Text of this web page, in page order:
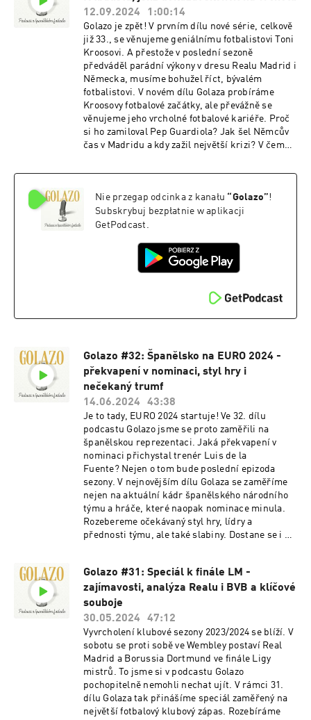
12.09.2024
1:00:14
Golazo je zpět! V prvním dílu nové série, celkově
již 33., se věnujeme geniálnímu fotbalistovi Toni
Kroosovi. A přestože v poslední sezoně
předváděl parádní výkony v dresu Realu Madrid i
Německa, musíme bohužel říct, bývalém
fotbalistovi. V novém dílu Golaza probíráme
Kroosovy fotbalové začátky, ale převážně se
věnujeme jeho vrcholné fotbalové kariéře. Proč
si ho zamiloval Pep Guardiola? Jak šel Němcův
čas v Madridu a kdy zažil největší krizi? V čem
Tonim dozvíte. Užijte si poslech!
Nie przegap odcinka z kanału “Golazo”!
Subskrybuj bezpłatnie w aplikacji
GetPodcast.
Golazo #32: Španělsko na EURO 2024 -
překvapení v nominaci, styl hry i
nečekaný trumf
14.06.2024
43:38
Je to tady, EURO 2024 startuje! Ve 32. dílu
podcastu Golazo jsme se proto zaměřili na
španělskou reprezentaci. Jaká překvapení v
nominaci přichystal trenér Luis de la
Fuente? Nejen o tom bude poslední epizoda
sezony. V nejnovějším dílu Golaza se zaměříme
nejen na aktuální kádr španělského národního
týmu a hráče, které naopak nominace minula.
Rozebereme očekávaný styl hry, lídry a
přednosti týmu, ale také slabiny. Dostane se i na
Golazo #31: Speciál k finále LM -
zajímavosti, analýza Realu i BVB a klíčové
souboje
30.05.2024
47:12
Vyvrcholení klubové sezony 2023/2024 se blíží. V
sobotu se proti sobě ve Wembley postaví Real
Madrid a Borussia Dortmund ve finále Ligy
mistrů. To jsme si v podcastu Golazo
pochopitelně nemohli nechat ujít. V rámci 31.
dílu Golaza tak přinášíme speciál zaměřený na
největší fotbalový klubový zápas. Rozebíráme